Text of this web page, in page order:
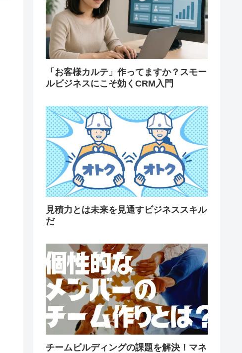
「お客様カルテ」作ってますか？スモー
ルビジネスにこそ効くCRM入門
見積力とは未来を見通すビジネススキル
だ
チームビルディングの課題を解決！マネ